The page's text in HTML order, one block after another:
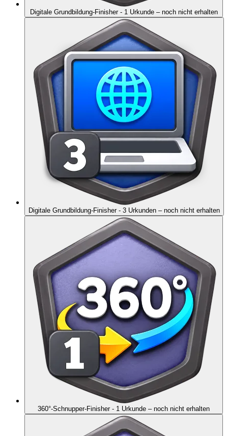
Digitale Grundbildung-Finisher - 1 Urkunde – noch nicht erhalten
Digitale Grundbildung-Finisher - 3 Urkunden – noch nicht erhalten
360°-Schnupper-Finisher - 1 Urkunde – noch nicht erhalten